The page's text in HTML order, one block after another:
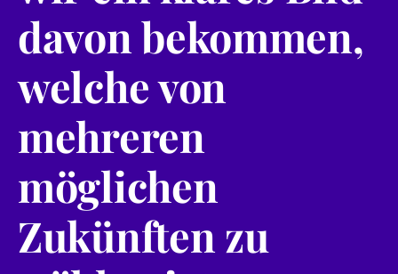
davon bekommen,
welche von
mehreren
möglichen
Zukünften zu